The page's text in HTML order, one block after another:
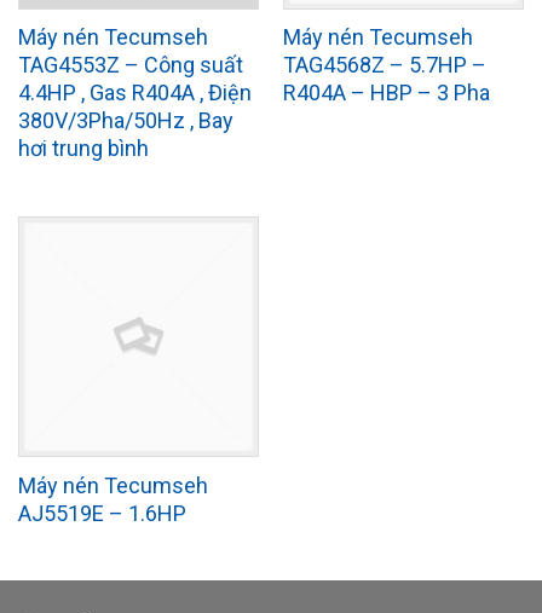
Máy nén Tecumseh
TAG4553Z – Công suất
4.4HP , Gas R404A , Điện
380V/3Pha/50Hz , Bay
hơi trung bình
Máy nén Tecumseh
TAG4568Z – 5.7HP –
R404A – HBP – 3 Pha
Máy nén Tecumseh
AJ5519E – 1.6HP